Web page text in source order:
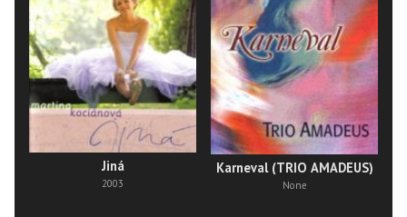
Jiná
2003
Karneval (TRIO AMADEUS)
None